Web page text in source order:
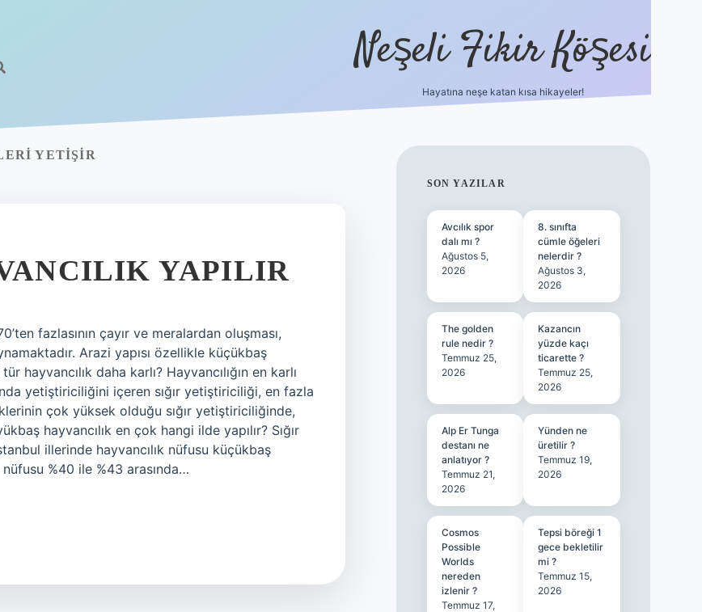
Neşeli Fikir Köşesi
Hayatına neşe katan kısa hikayeler!
YETIŞIR
YAPILIR
fazlasının çayır ve meralardan oluşması,
Arazi yapısı özellikle küçükbaş
hayvancılık daha karlı? Hayvancılığın en karlı
yetiştiriciliğini içeren sığır yetiştiriciliği, en fazla
çok yüksek olduğu sığır yetiştiriciliğinde,
hayvancılık en çok hangi ilde yapılır? Sığır
illerinde hayvancılık nüfusu küçükbaş
nüfusu %40 ile %43 arasında…
SIDEBAR
SON YAZILAR
Avcılık spor
dalı mı ?
Ağustos 5,
2026
8. sınıfta
cümle öğeleri
nelerdir ?
Ağustos 3,
2026
The golden
rule nedir ?
Temmuz 25,
2026
Kazancın
yüzde kaçı
ticarette ?
Temmuz 25,
2026
Alp Er Tunga
destanı ne
anlatıyor ?
Temmuz 21,
2026
Yünden ne
üretilir ?
Temmuz 19,
2026
Cosmos
Possible
Worlds
nereden
izlenir ?
Temmuz 17,
Tepsi böreği 1
gece bekletilir
mi ?
Temmuz 15,
2026
ilbet giriş